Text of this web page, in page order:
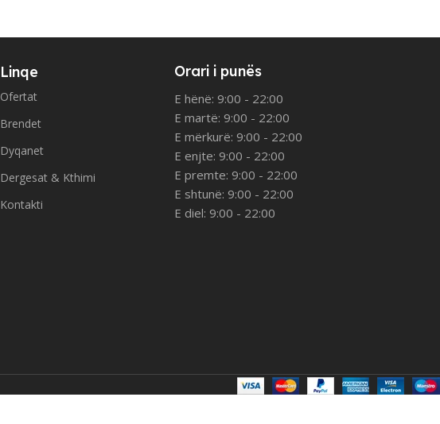
Linqe
Ofertat
Brendet
Dyqanet
Dergesat & Kthimi
Kontakti
Orari i punës
E hënë: 9:00 - 22:00
E martë: 9:00 - 22:00
E mërkurë: 9:00 - 22:00
E enjte: 9:00 - 22:00
E premte: 9:00 - 22:00
E shtunë: 9:00 - 22:00
E diel: 9:00 - 22:00